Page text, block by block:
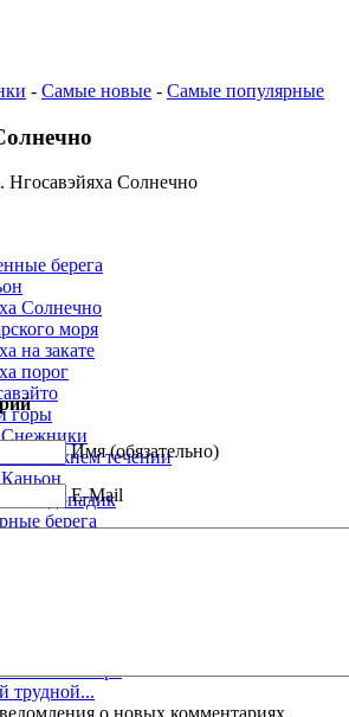
- Самые новые - Самые популярные
Имя (обязательно)
E-Mail
о новых комментариях